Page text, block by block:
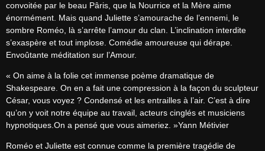
convoitée par le beau Pâris, que la Nourrice et la Mère aime
énormément. Mais quand Juliette s’amourache de l’ennemi, le
sombre Roméo, là s’arrête l’amour du clan. L’inclination interdite
s’exaspère et tout implose. Comédie amoureuse qui dérape.
Envoûtante méditation sur l’Amour.
« On aime à la folie cet immense poème dramatique de
Shakespeare. On en a fait une compression à la façon du sculpteur
César, vous voyez ? Condensé et les entrailles à l’air. C’est à dire
qu’on y voit notre équipe au travail, acteurs cinglés et musiciens
hypnotiques.On a pensé que vous aimeriez. »Yann Métivier
Roméo et Juliette est connue comme la première tragédie de